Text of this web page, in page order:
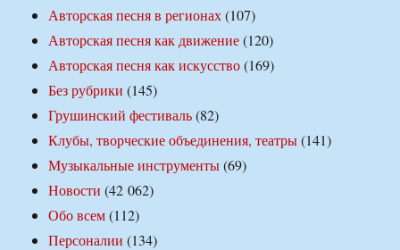
Авторская песня в регионах(107)
Авторская песня как движение(120)
Авторская песня как искусство(169)
Без рубрики (145)
Грушинский фестиваль(82)
Клубы, творческие объединения, театры(141)
Музыкальные инструменты(69)
Новости (42 062)
Обо всем(112)
Персоналии (134)